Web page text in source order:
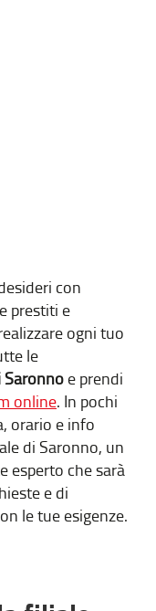
con
prestiti e
ogni tuo
le
e prendi
online. In pochi
orario e info
di Saronno, un
esperto che sarà
e di
le tue esigenze.